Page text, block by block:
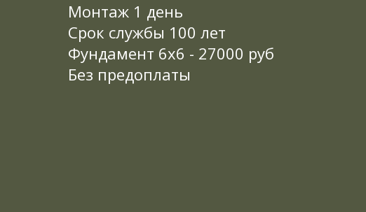
Монтаж 1 день
Срок службы 100 лет
Фундамент 6х6 - 27000 руб
Без предоплаты